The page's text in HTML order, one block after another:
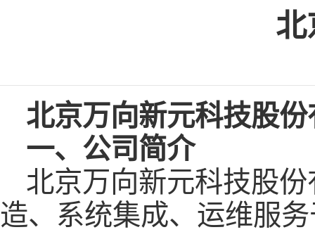
北
北京万向新元科技股
一、 公司简介
北京万向新元科技股
造、系统集成、运维服